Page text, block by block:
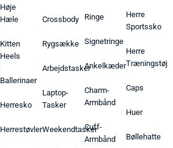
Høje
Hæle
Kitten
Heels
Ballerinaer
Herresko
Herrestøvler
Crossbody
Rygsække
Arbejdstasker
Laptop-
Tasker
Weekendtasker
Ringe
Signetringe
Ankelkæder
Charm-
Armbånd
Cuff-
Armbånd
Herre
Sportssko
Herre
Træningstøj
Caps
Huer
Bøllehatte